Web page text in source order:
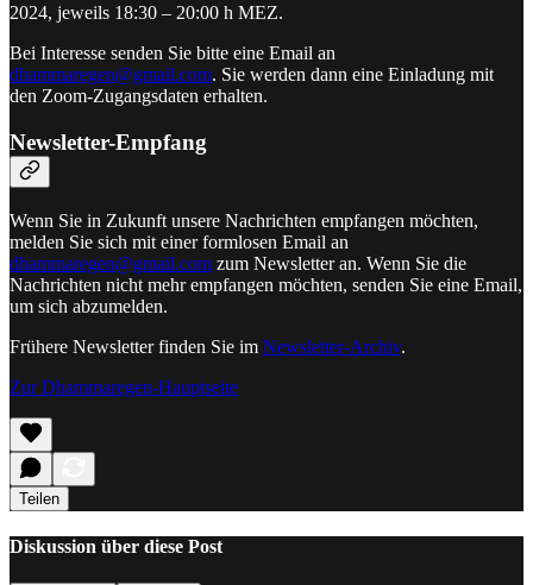
2024, jeweils 18:30 – 20:00 h MEZ.
Bei Interesse senden Sie bitte eine Email an
dhammaregen@gmail.com. Sie werden dann eine Einladung mit
den Zoom-Zugangsdaten erhalten.
Newsletter-Empfang
Wenn Sie in Zukunft unsere Nachrichten empfangen möchten,
melden Sie sich mit einer formlosen Email an
dhammaregen@gmail.com zum Newsletter an. Wenn Sie die
Nachrichten nicht mehr empfangen möchten, senden Sie eine Email,
um sich abzumelden.
Frühere Newsletter finden Sie im Newsletter-Archiv.
Zur Dhammaregen-Hauptseite
Teilen
Diskussion über diese Post